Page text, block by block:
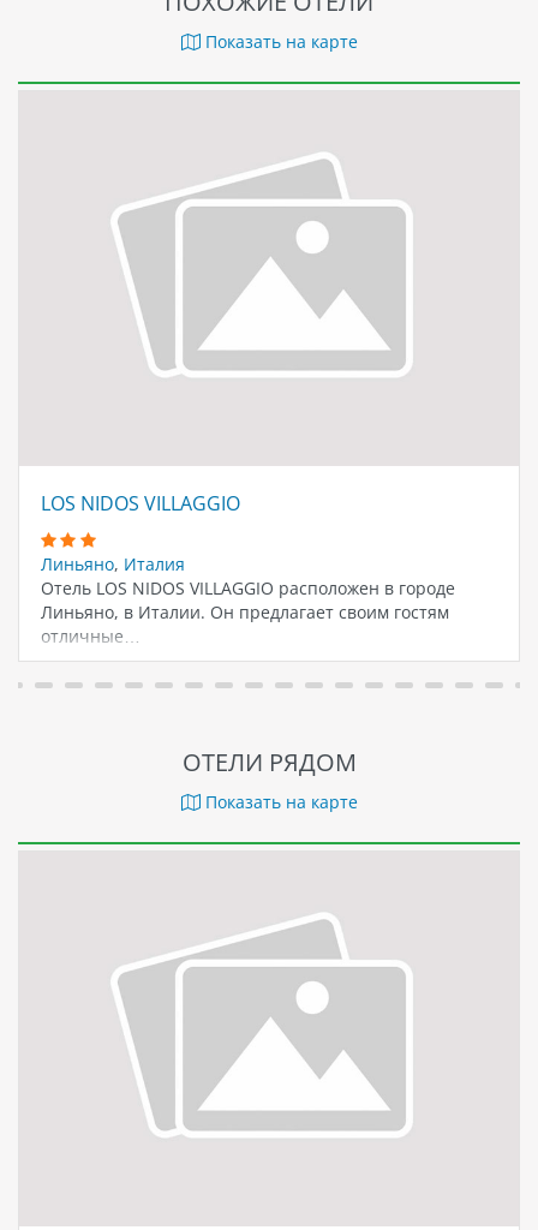
Показать на карте
LOS NIDOS VILLAGGIO
Линьяно, Италия
Отель LOS NIDOS VILLAGGIO расположен в городе
Линьяно, в Италии. Он предлагает своим гостям
отличные…
ОТЕЛИ РЯДОМ
Показать на карте